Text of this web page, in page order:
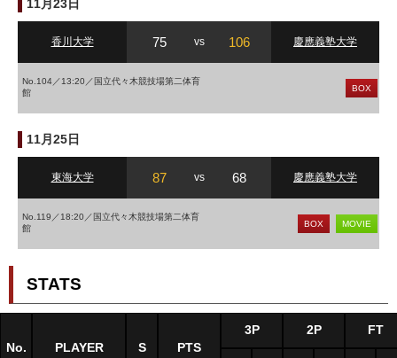
11月23日
香川大学 75 vs 106 慶應義塾大学
No.104／13:20／国立代々木競技場第二体育
館
BOX
11月25日
東海大学 87 vs 68 慶應義塾大学
No.119／18:20／国立代々木競技場第二体育
館
BOX MOVIE
STATS
No. PLAYER S PTS
3P 2P FT